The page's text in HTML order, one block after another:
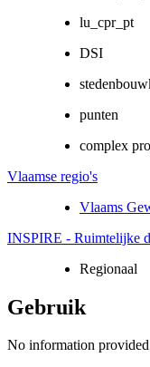
lu_cpr_pt
DSI
punten
complex
Vlaamse regio's
Vlaams
INSPIRE - Ruimtelijke
Regionaal
Gebruik
No information